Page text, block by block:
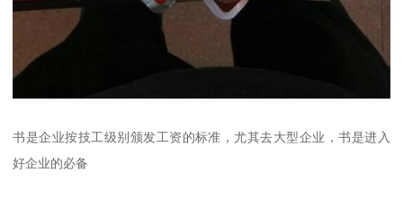
书是企业按技工级别颁发工资的标准，尤其去大型企业，书是进入
好企业的必备